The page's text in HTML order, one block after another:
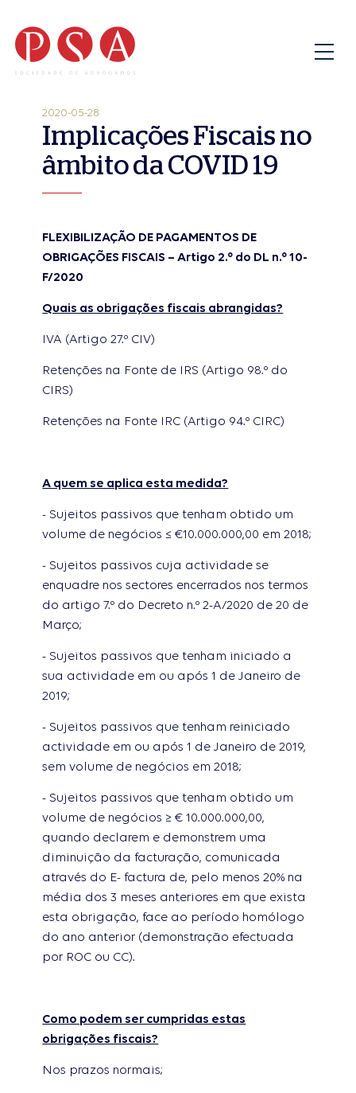
2020-05-28
Implicações Fiscais no
âmbito da COVID 19
FLEXIBILIZAÇÃO DE PAGAMENTOS DE
OBRIGAÇÕES FISCAIS – Artigo 2.º do DL n.º 10-
F/2020
Quais as obrigações fiscais abrangidas?
IVA (Artigo 27.º CIV)
Retenções na Fonte de IRS (Artigo 98.º do
CIRS)
Retenções na Fonte IRC (Artigo 94.º CIRC)
A quem se aplica esta medida?
- Sujeitos passivos que tenham obtido um
volume de negócios ≤ €10.000.000,00 em 2018;
- Sujeitos passivos cuja actividade se
enquadre nos sectores encerrados nos termos
do artigo 7.º do Decreto n.º 2-A/2020 de 20 de
Março;
- Sujeitos passivos que tenham iniciado a
sua actividade em ou após 1 de Janeiro de
2019;
- Sujeitos passivos que tenham reiniciado
actividade em ou após 1 de Janeiro de 2019,
sem volume de negócios em 2018;
- Sujeitos passivos que tenham obtido um
volume de negócios ≥ € 10.000.000,00,
quando declarem e demonstrem uma
diminuição da facturação, comunicada
através do E- factura de, pelo menos 20% na
média dos 3 meses anteriores em que exista
esta obrigação, face ao período homólogo
do ano anterior (demonstração efectuada
por ROC ou CC).
Como podem ser cumpridas estas
obrigações fiscais?
Nos prazos normais;